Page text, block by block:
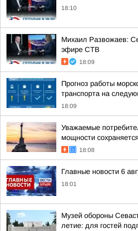
18:10
Михаил Развожаев:
эфире СТВ
18:09
Прогноз работы
транспорта на
18:09
Уважаемые
мощности сохраняется
18:08
Главные новости 6
18:01
Музей обороны
летие: для гостей